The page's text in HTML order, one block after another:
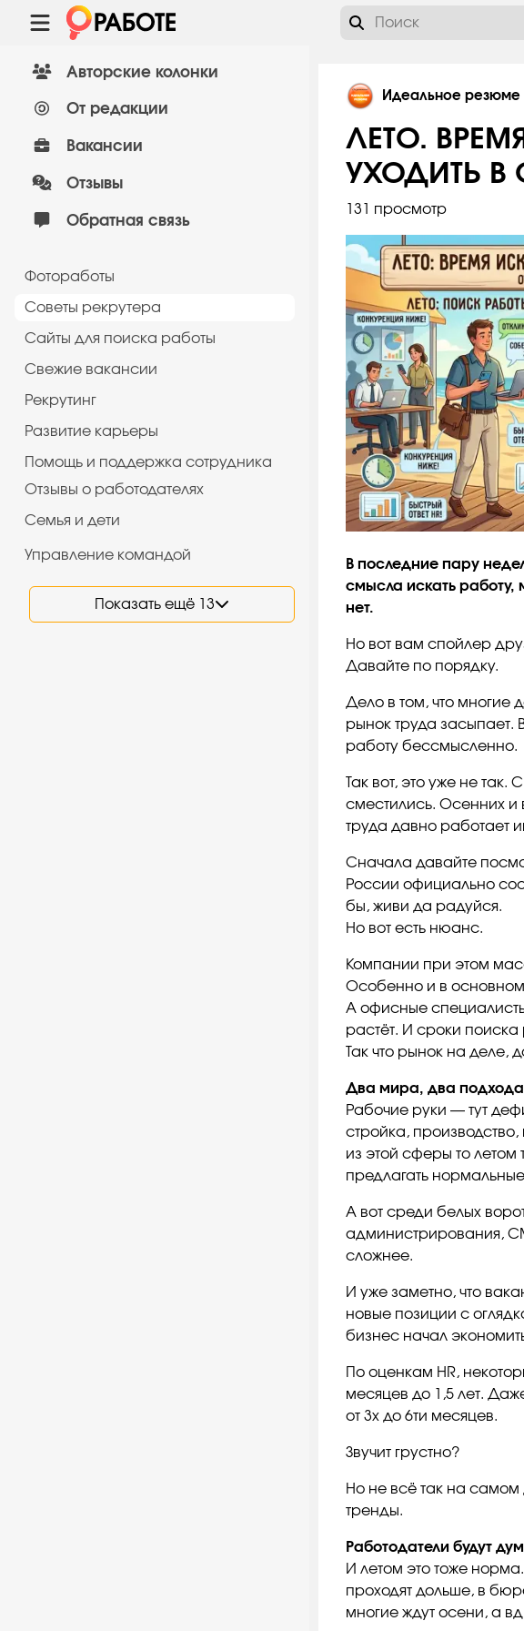
Авторские колонки
От редакции
Вакансии
Отзывы
Обратная связь
Фотоработы
Советы рекрутера
Сайты для поиска работы
Cвежие вакансии
Рекрутинг
Развитие карьеры
Помощь и поддержка сотрудника
Отзывы о работодателях
Семья и дети
Управление командой
Показать ещё 13
Идеальное резюме
ЛЕТО.
УХОДИТЬ В
131 просмотр
В последние пару
смысла искать работу,
нет.
Но вот вам спойлер
Давайте по порядку.
Дело в том, что многие
рынок труда засыпает.
работу бессмысленно.
Так вот, это уже не
сместились. Осенних и
труда давно работает
Сначала давайте
России официально
бы, живи да радуйся.
Но вот есть нюанс.
Компании при этом
Особенно и в
А офисные
растёт. И сроки поиска
Так что рынок на деле,
Два мира, два подхода
Рабочие руки — тут
стройка,
из этой сферы то летом
предлагать
А вот среди белых
администрирования,
сложнее.
И уже заметно, что
новые позиции с
бизнес начал
По оценкам HR,
месяцев до 1,5 лет.
от 3х до 6ти месяцев.
Звучит грустно?
Но не всё так на самом
тренды.
Работодатели будут
И летом это тоже
проходят дольше, в
многие ждут осени, а